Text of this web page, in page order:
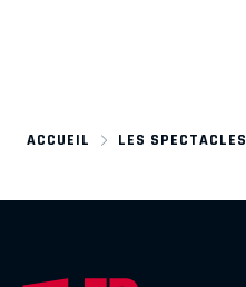
ACCUEIL LES SPECTACLES